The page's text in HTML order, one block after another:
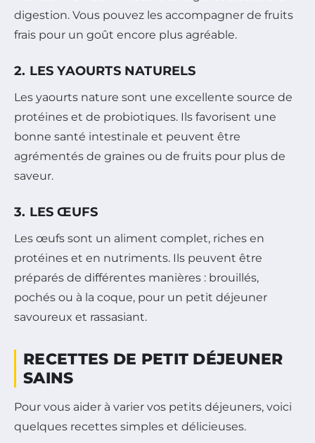
digestion. Vous pouvez les accompagner de fruits
frais pour un goût encore plus agréable.
2. LES YAOURTS NATURELS
Les yaourts nature sont une excellente source de
protéines et de probiotiques. Ils favorisent une
bonne santé intestinale et peuvent être
agrémentés de graines ou de fruits pour plus de
saveur.
3. LES ŒUFS
Les œufs sont un aliment complet, riches en
protéines et en nutriments. Ils peuvent être
préparés de différentes manières : brouillés,
pochés ou à la coque, pour un petit déjeuner
savoureux et rassasiant.
RECETTES DE PETIT DÉJEUNER
SAINS
Pour vous aider à varier vos petits déjeuners, voici
quelques recettes simples et délicieuses.